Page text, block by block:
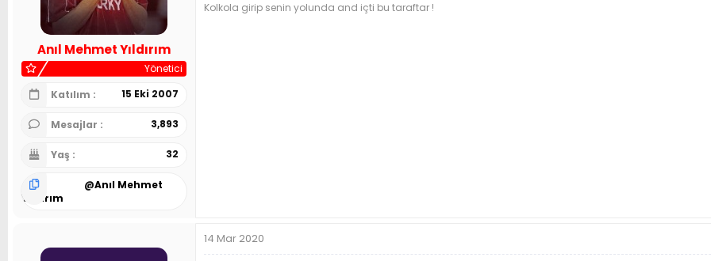
Anıl Mehmet Yıldırım
Yönetici
Katılım
15 Eki 2007
Mesajlar 3,893
Yaş 32
@Anıl Mehmet
Yıldırım
Kolkola girip senin yolunda and içti bu taraftar !
14 Mar 2020